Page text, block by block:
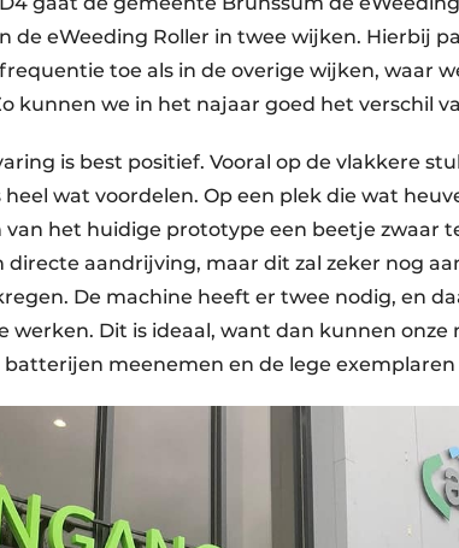
de eWeeding Roller in twee wijken. Hierbij
toe als in de overige wijken, waar
kunnen we in het najaar goed het verschil
is best positief. Vooral op de vlakkere
wat voordelen. Op een plek die wat
het huidige prototype een beetje zwaar
directe aandrijving, maar dit zal zeker nog
De machine heeft er twee nodig, en
werken. Dit is ideaal, want dan kunnen
meenemen en de lege exemplaren